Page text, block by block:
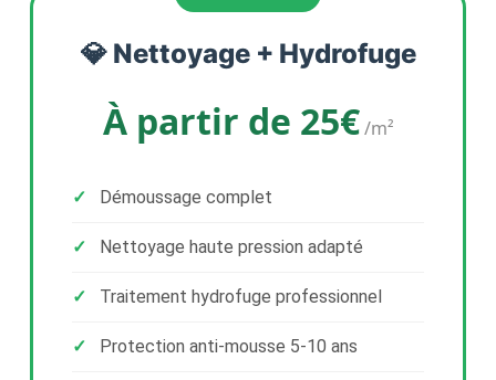
💎 Nettoyage + Hydrofuge
À partir de 25€/m²
Démoussage complet
Nettoyage haute pression adapté
Traitement hydrofuge professionnel
Protection anti-mousse 5-10 ans